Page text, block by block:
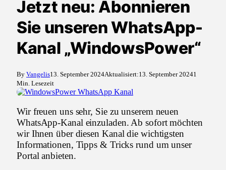
Jetzt neu: Abonnieren
Sie unseren WhatsApp-
Kanal „WindowsPower“
By Vangelis13. September 2024Aktualisiert:13. September 20241
Min. Lesezeit
Wir freuen uns sehr, Sie zu unserem neuen
WhatsApp-Kanal einzuladen. Ab sofort möchten
wir Ihnen über diesen Kanal die wichtigsten
Informationen, Tipps & Tricks rund um unser
Portal anbieten.